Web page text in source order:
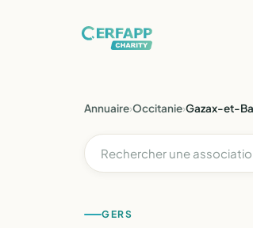
Annuaire›Occitanie›Gazax-et-
GERS